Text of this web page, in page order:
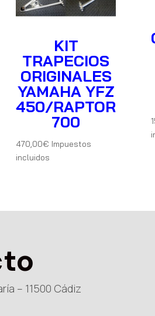
KIT
TRAPECIOS
ORIGINALES
YAMAHA YFZ
450/RAPTOR
700
470,00€ Impuestos
incluidos
– 11500 Cádiz